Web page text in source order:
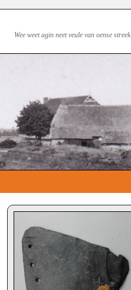
Wee weet agin neet veule van oense streek